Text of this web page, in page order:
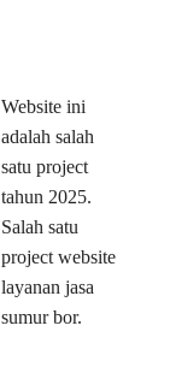
Website ini
adalah salah
satu project
tahun 2025.
Salah satu
project website
layanan jasa
sumur bor.